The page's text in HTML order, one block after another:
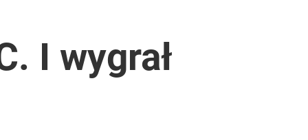
I wygrał